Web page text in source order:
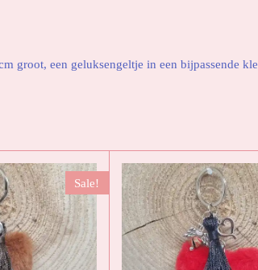
groot, een geluksengeltje in een bijpassende
Sale!